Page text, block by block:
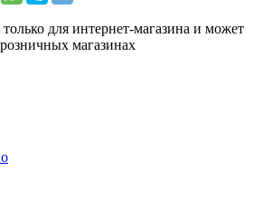
для интернет-магазина и может
магазинах